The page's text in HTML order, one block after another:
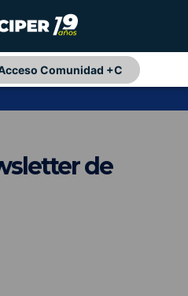
Comunidad +C
de